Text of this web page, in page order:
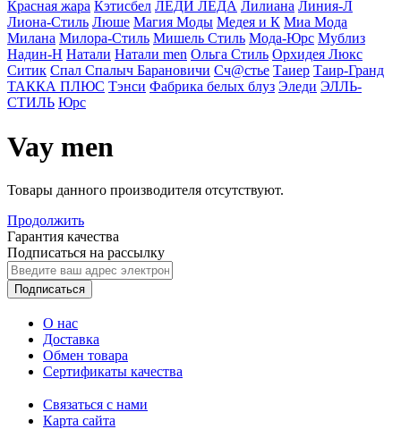
Красная жара Кэтисбел ЛЕДИ ЛЕДА Лилиана Линия-Л
Лиона-Стиль Люше Магия Моды Медея и К Миа Мода
Милана Милора-Стиль Мишель Стиль Мода-Юрс Мублиз
Надин-Н Натали Натали men Ольга Стиль Орхидея Люкс
Ситик Спал Спалыч Барановичи Сч@стье Таиер Таир-Гранд
ТАККА ПЛЮС Тэнси Фабрика белых блуз Эледи ЭЛЛЬ-
СТИЛЬ Юрс
Vay men
Товары данного производителя отсутствуют.
Продолжить
Гарантия качества
Подписаться на рассылку
Подписаться
О нас
Доставка
Обмен товара
Сертификаты качества
Связаться с нами
Карта сайта